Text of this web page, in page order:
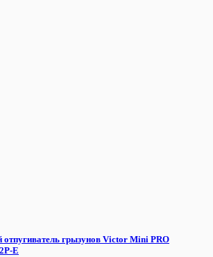
отпугиватель грызунов Victor Mini PRO
Е